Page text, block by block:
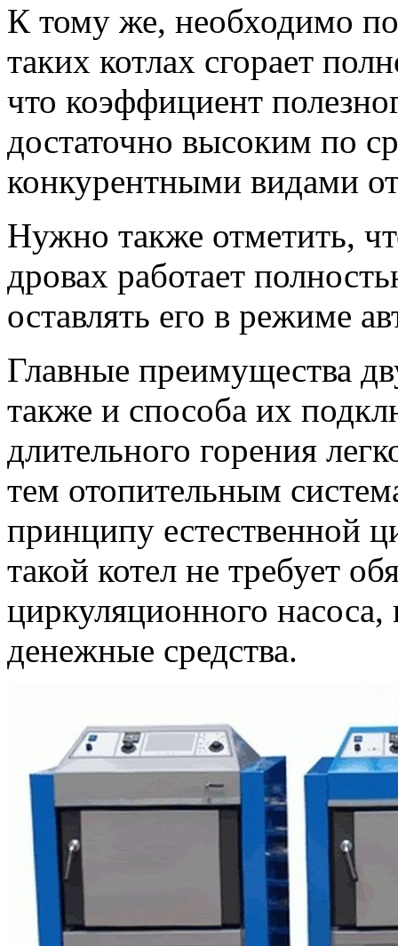
К тому же, необходимо
таких котлах сгорает
что коэффициент
достаточно высоким по
конкурентными видами
Нужно также отметить,
дровах работает
оставлять его в режиме
Главные преимущества
также и способа их
длительного горения
тем отопительным
принципу естественной
такой котел не требует
циркуляционного
денежные средства.